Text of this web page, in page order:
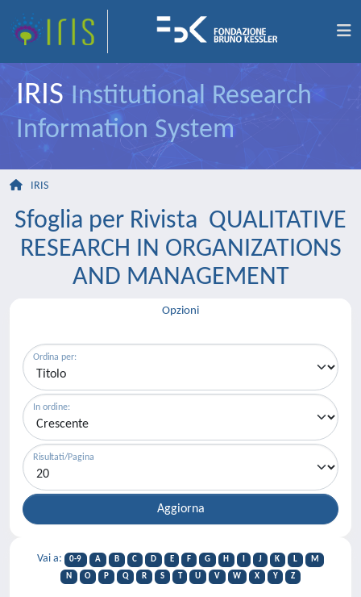
IRIS Institutional Research
Information System
IRIS
Sfoglia per Rivista QUALITATIVE
RESEARCH IN ORGANIZATIONS
AND MANAGEMENT
Opzioni
Ordina per:
In ordine:
Risultati/Pagina
Vai a: 0-9 A B C D E F G H J K L
M
N
O P Q R S T U V W X Y Z